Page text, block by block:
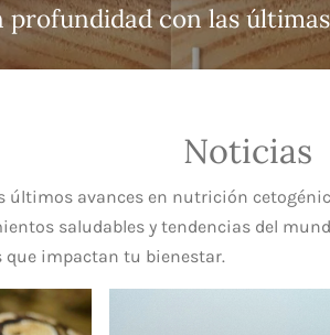
profundidad con las
Noticias
últimos avances en nutrición
saludables y tendencias del
que impactan tu bienestar.